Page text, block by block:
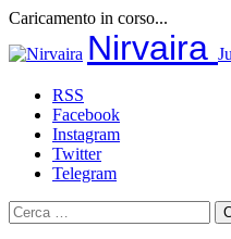
Caricamento in corso...
al
Nirvaira
RSS
Facebook
Instagram
Twitter
Telegram
Ricerca
per: